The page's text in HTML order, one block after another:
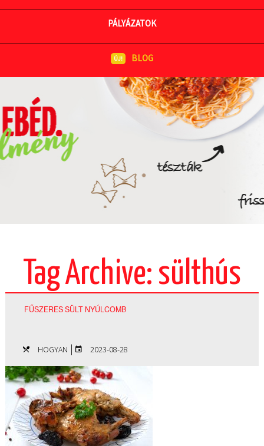
PÁLYÁZATOK
BLOG
Tag Archive: sülthús
FŰSZERES SÜLT NYÚLCOMB
HOGYAN | 2023-08-28